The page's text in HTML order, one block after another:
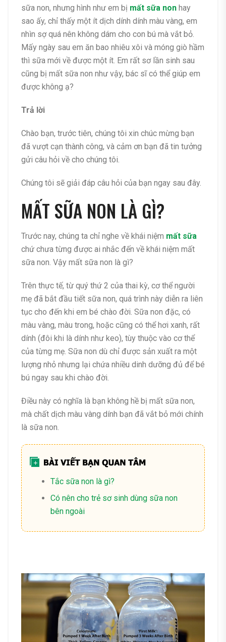
sữa non, nhưng hình như em bị mất sữa non hay
sao ấy, chỉ thấy một ít dịch dính dính màu vàng, em
nhìn sợ quá nên không dám cho con bú mà vắt bỏ.
Mấy ngày sau em ăn bao nhiêu xôi và móng giò hầm
thì sữa mới về được một ít. Em rất sơ lần sinh sau
cũng bị mất sữa non như vậy, bác sĩ có thể giúp em
được không ạ?
Trả lời
Chào bạn, trước tiên, chúng tôi xin chúc mừng bạn
đã vượt cạn thành công, và cảm ơn bạn đã tin tưởng
gửi câu hỏi về cho chúng tôi.
Chúng tôi sẽ giải đáp câu hỏi của bạn ngay sau đây.
MẤT SỮA NON LÀ GÌ?
Trước nay, chúng ta chỉ nghe về khái niệm mất sữa
chứ chưa từng được ai nhắc đến về khái niệm mất
sữa non. Vậy mất sữa non là gì?
Trên thực tế, từ quý thứ 2 của thai kỳ, cơ thể người
mẹ đã bắt đầu tiết sữa non, quá trình này diễn ra liên
tục cho đến khi em bé chào đời. Sữa non đặc, có
màu vàng, màu trong, hoặc cũng có thể hơi xanh, rất
dính (đôi khi là dính như keo), tùy thuộc vào cơ thể
của từng mẹ. Sữa non dù chỉ được sản xuất ra một
lượng nhỏ nhưng lại chứa nhiều dinh dưỡng đủ để bé
bú ngay sau khi chào đời.
Điều này có nghĩa là bạn không hề bị mất sữa non,
mà chất dịch màu vàng dính bạn đã vắt bỏ mới chính
là sữa non.
Tắc sữa non là gì?
Có nên cho trẻ sơ sinh dùng sữa non
bên ngoài